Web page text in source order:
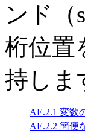
ンド（
桁位置
持しま
AE.2.1 変数
AE.2.2 簡便